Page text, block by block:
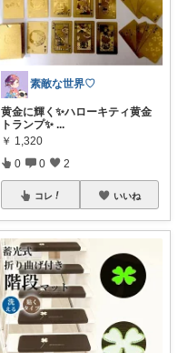
素敵な世界♡
黄金に輝く✨️ハローキティ黄金
トランプ✨️ ...
￥ 1,320
0 0 2
コレ いいね